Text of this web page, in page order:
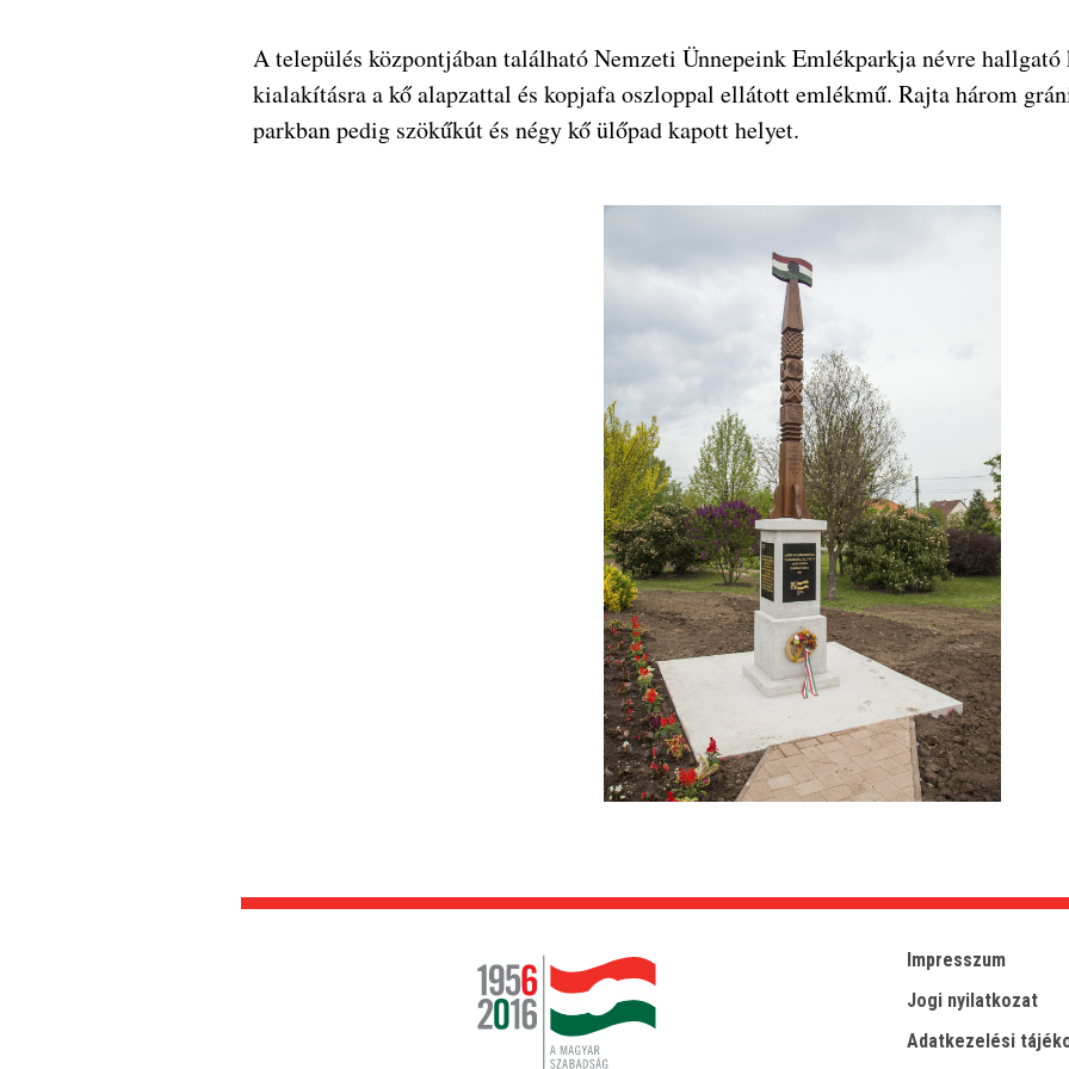
A település központjában található Nemzeti Ünnepeink Emlékparkja névre
kialakításra a kő alapzattal és kopjafa oszloppal ellátott emlékmű. Rajta három
parkban pedig szökűkút és négy kő ülőpad kapott helyet.
Impresszum
Jogi nyilatkozat
Adatkezelési